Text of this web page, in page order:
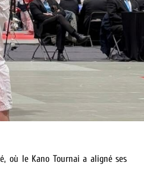
où le Kano Tournai a aligné ses